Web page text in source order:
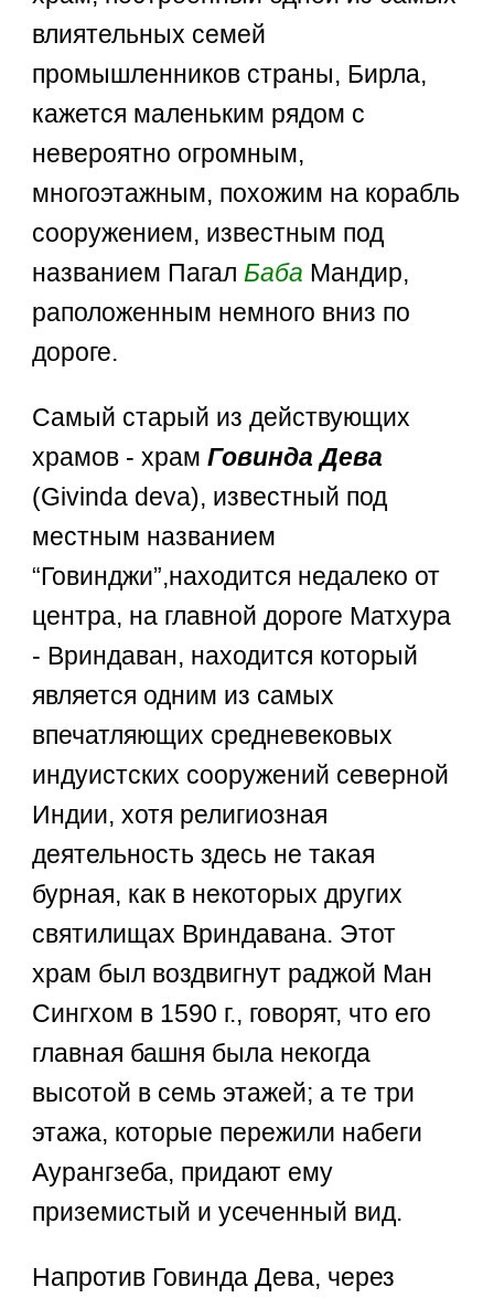
влиятельных семей
промышленников страны, Бирла,
кажется маленьким рядом с
невероятно огромным,
многоэтажным, похожим на корабль
сооружением, известным под
названием Пагал Баба Мандир,
раположенным немного вниз по
дороге.
Самый старый из действующих
храмов - храмГовинда Дева
(Givinda deva), известный под
местным названием
“Говинджи”,находится недалеко от
центра, на главной дороге Матхура
- Вриндаван, находится который
является одним из самых
впечатляющих средневековых
индуистских сооружений северной
Индии, хотя религиозная
деятельность здесь не такая
бурная, как в некоторых других
святилищах Вриндавана. Этот
храм был воздвигнут раджой Ман
Сингхом в 1590 г., говорят, что его
главная башня была некогда
высотой в семь этажей; а те три
этажа, которые пережили набеги
Аурангзеба, придают ему
приземистый и усеченный вид.
Напротив Говинда Дева, через